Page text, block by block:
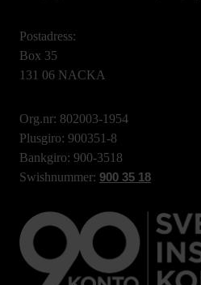
Postadress:
Box 35
131 06 NACKA
Org.nr: 802003-1954
Plusgiro: 900351-8
Bankgiro: 900-3518
Swishnummer: 900 35 18